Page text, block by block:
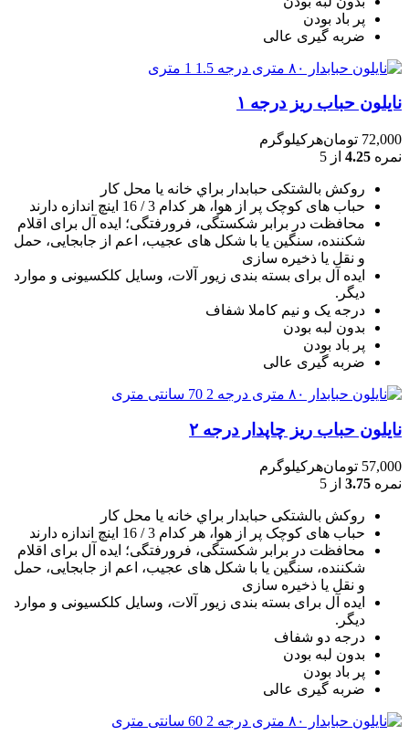
پر باد بودن
ضربه گیری عالی
نایلون حباب ریز درجه ۱
72,000 تومانهرکیلوگرم
نمره 4.25 از 5
روکش بالشتکی حبابدار براي خانه يا محل کار
حباب های کوچک پر از هوا، هر کدام 3 / 16 اينچ اندازه دارند
محافظت در برابر شکستگی، فرورفتگی؛ ايده آل برای اقلام
شکننده، سنگين يا با شکل های عجيب، اعم از جابجايی، حمل
و نقل يا ذخيره سازی
ایده آل برای بسته بندی زیور آلات، وسایل کلکسیونی و موارد
دیگر.
درجه یک و نیم کاملا شفاف
بدون لبه بودن
پر باد بودن
ضربه گیری عالی
نایلون حباب ریز چاپدار درجه ۲
57,000 تومانهرکیلوگرم
نمره 3.75 از 5
روکش بالشتکی حبابدار براي خانه يا محل کار
حباب های کوچک پر از هوا، هر کدام 3 / 16 اينچ اندازه دارند
محافظت در برابر شکستگی، فرورفتگی؛ ايده آل برای اقلام
شکننده، سنگين يا با شکل های عجيب، اعم از جابجايی، حمل
و نقل يا ذخيره سازی
ایده آل برای بسته بندی زیور آلات، وسایل کلکسیونی و موارد
دیگر.
درجه دو شفاف
بدون لبه بودن
پر باد بودن
ضربه گیری عالی